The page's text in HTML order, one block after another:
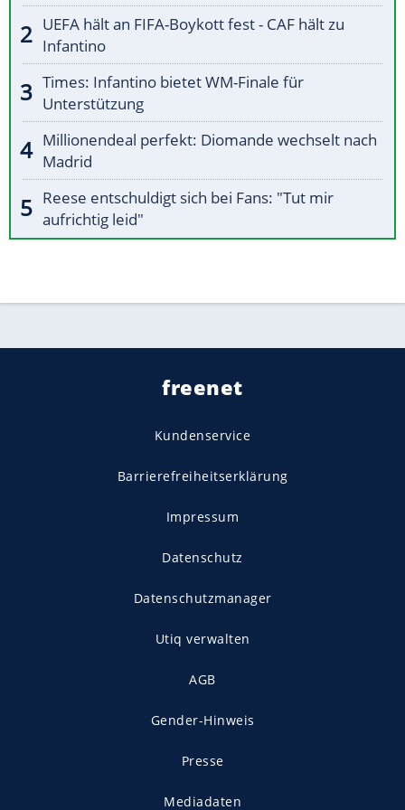
UEFA hält an FIFA-Boykott fest - CAF hält zu
Infantino
Times: Infantino bietet WM-Finale für
Unterstützung
Millionendeal perfekt: Diomande wechselt nach
Madrid
Reese entschuldigt sich bei Fans: "Tut mir
aufrichtig leid"
freenet
Kundenservice
Barrierefreiheitserklärung
Impressum
Datenschutz
Datenschutzmanager
Utiq verwalten
AGB
Gender-Hinweis
Presse
Mediadaten